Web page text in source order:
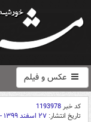
عکس و فیلم
کد خبر1193978
تاریخ انتشار: ۲۷ اسفند ۱۳۹۹ - ۱۴:۳۰